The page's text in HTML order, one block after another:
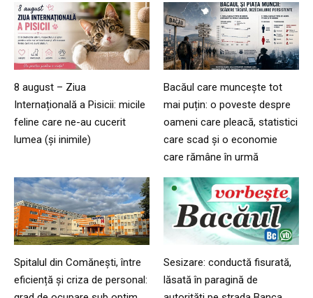
8 august – Ziua
Internațională a Pisicii: micile
feline care ne-au cucerit
lumea (și inimile)
Bacăul care muncește tot
mai puțin: o poveste despre
oameni care pleacă, statistici
care scad și o economie
care rămâne în urmă
Spitalul din Comănești, între
eficiență și criza de personal:
Sesizare: conductă fisurată,
lăsată în paragină de